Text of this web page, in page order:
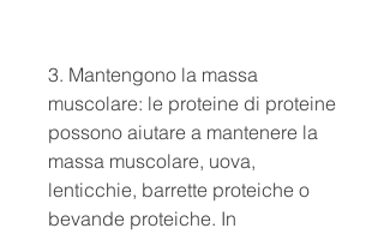
3. Mantengono la massa
muscolare: le proteine ​​di proteine
​​possono aiutare a mantenere la
massa muscolare, uova,
lenticchie, barrette proteiche o
bevande proteiche. In